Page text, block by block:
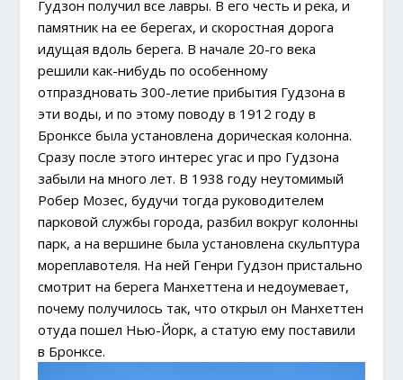
Гудзон получил все лавры. В его честь и река, и
памятник на ее берегах, и скоростная дорога
идущая вдоль берега. В начале 20-го века
решили как-нибудь по особенному
отпраздновать 300-летие прибытия Гудзона в
эти воды, и по этому поводу в 1912 году в
Бронксе была установлена дорическая колонна.
Сразу после этого интерес угас и про Гудзона
забыли на много лет. В 1938 году неутомимый
Робер Мозес, будучи тогда руководителем
парковой службы города, разбил вокруг колонны
парк, а на вершине была установлена скульптура
мореплавотеля. На ней Генри Гудзон пристально
смотрит на берега Манхеттена и недоумевает,
почему получилось так, что открыл он Манхеттен
отуда пошел Нью-Йорк, а статую ему поставили
в Бронксе.